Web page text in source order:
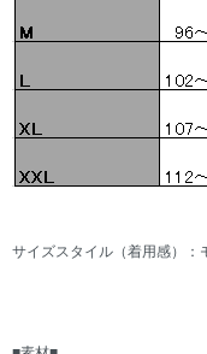
サイズスタイル（着用感）：